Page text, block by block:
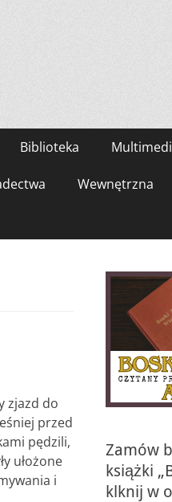
Biblioteka
Wewnętrzna
zjazd do
przed
pędzili,
ułożone
i
Zamów
książki
klknij w